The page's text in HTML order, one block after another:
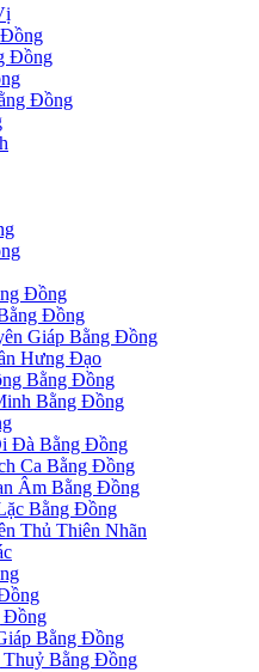
Đồng
Đồng
Đồng
Đồng
Giáp Bằng Đồng
Hưng Đạo
Bằng Đồng
Bằng Đồng
Đà Bằng Đồng
Ca Bằng Đồng
Âm Bằng Đồng
Bằng Đồng
Thủ Thiên Nhãn
Đồng
Bằng Đồng
Bằng Đồng